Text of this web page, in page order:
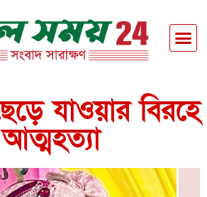
যাওয়ার বিরহে